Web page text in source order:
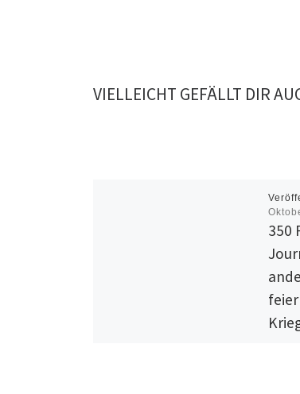
VIELLEICHT GEFÄLLT DIR
350